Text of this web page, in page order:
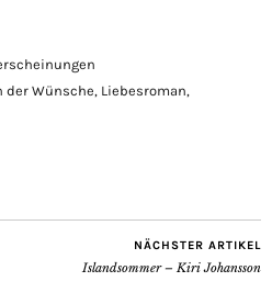
der Wünsche, Liebesroman,
NÄCHSTER ARTIKEL
Islandsommer – Kiri Johansson